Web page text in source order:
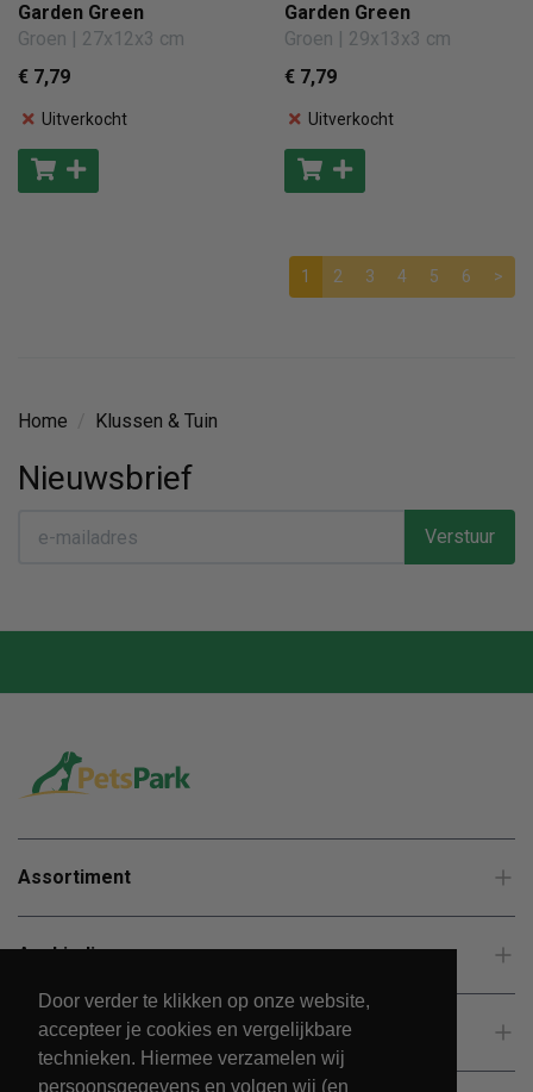
Door verder te klikken op onze website,
accepteer je cookies en vergelijkbare
technieken. Hiermee verzamelen wij
persoonsgegevens en volgen wij (en
Garden Green
Groen | 27x12x3 cm
€ 7,79
Uitverkocht
Garden Green
Groen | 29x13x3 cm
€ 7,79
Uitverkocht
1 2 3 4 5 6 >
Home Klussen & Tuin
Nieuwsbrief
Verstuur
Assortiment
Aanbiedingen
Klantenservice